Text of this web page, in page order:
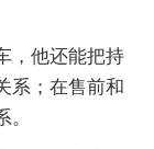
，他还能把持
系；在售前和